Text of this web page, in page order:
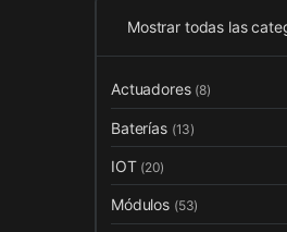
Mostrar todas las
Actuadores (8)
Baterías (13)
IOT (20)
Módulos (53)